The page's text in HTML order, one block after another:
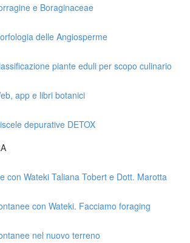
e Boraginaceae
delle Angiosperme
piante eduli per scopo culinario
app e libri botanici
depurative DETOX
con Wateki Taliana Tobert e Dott. Marotta
con Wateki. Facciamo foraging
nel nuovo terreno